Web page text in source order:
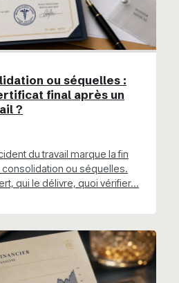
ou séquelles :
final après un
?
du travail marque la fin
ou séquelles.
qui le délivre, quoi vérifier…